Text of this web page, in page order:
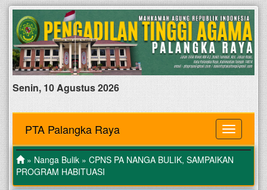
Senin, 10 Agustus 2026
MENU
PTA Palangka Raya
» Nanga Bulik » CPNS PA NANGA BULIK, SAMPAIKAN
PROGRAM HABITUASI